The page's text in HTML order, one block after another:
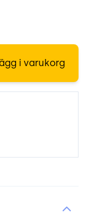
i varukorg